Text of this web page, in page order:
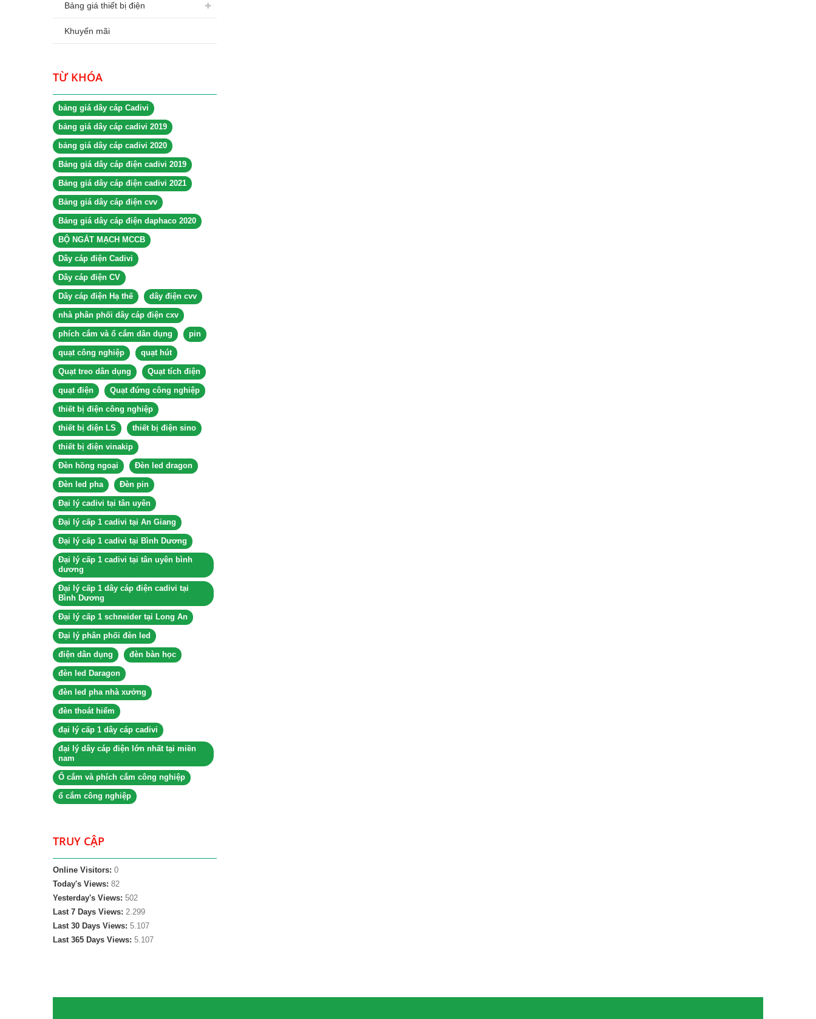
Bảng giá thiết bị điện
Khuyến mãi
TỪ KHÓA
bảng giá dây cáp Cadivi
bảng giá dây cáp cadivi 2019
bảng giá dây cáp cadivi 2020
Bảng giá dây cáp điện cadivi 2019
Bảng giá dây cáp điện cadivi 2021
Bảng giá dây cáp điện cvv
Bảng giá dây cáp điện daphaco 2020
BỘ NGẮT MẠCH MCCB
Dây cáp điện Cadivi
Dây cáp điện CV
Dây cáp điện Hạ thế dây điện cvv
nhà phân phối dây cáp điện cxv
phích cắm và ổ cắm dân dụng pin
quạt công nghiệp quạt hút
Quạt treo dân dụng Quạt tích điện
quạt điện Quạt đứng công nghiệp
thiết bị điện công nghiệp
thiết bị điện LS thiết bị điện sino
thiết bị điện vinakip
Đèn hồng ngoại Đèn led dragon
Đèn led pha Đèn pin
Đại lý cadivi tại tân uyên
Đại lý cấp 1 cadivi tại An Giang
Đại lý cấp 1 cadivi tại Bình Dương
Đại lý cấp 1 cadivi tại tân uyên bình
dương
Đại lý cấp 1 dây cáp điện cadivi tại
Bình Dương
Đại lý cấp 1 schneider tại Long An
Đại lý phân phối đèn led
điện dân dụng đèn bàn học
đèn led Daragon
đèn led pha nhà xưởng
đèn thoát hiểm
đại lý cấp 1 dây cáp cadivi
đại lý dây cáp điện lớn nhất tại miền
nam
Ổ cắm và phích cắm công nghiệp
ổ cắm công nghiệp
TRUY CẬP
Online Visitors: 0
Today's Views: 82
Yesterday's Views: 502
Last 7 Days Views: 2.299
Last 30 Days Views: 5.107
Last 365 Days Views: 5.107